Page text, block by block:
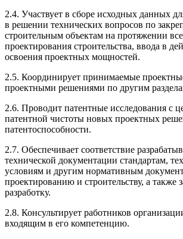
2.4. Участвует в сборе исходных данных
в решении технических вопросов по
строительным объектам на протяжении
проектирования строительства, ввода в
освоения проектных мощностей.
2.5. Координирует принимаемые
проектными решениями по другим
2.6. Проводит патентные исследования с
патентной чистоты новых проектных
патентоспособности.
2.7. Обеспечивает соответствие
технической документации стандартам,
условиям и другим нормативным
проектированию и строительству, а также
разработку.
2.8. Консультирует работников
входящим в его компетенцию.